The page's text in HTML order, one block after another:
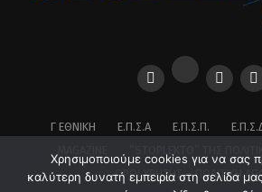
Γ ΕΘΝΙΚΉ Ε.Π.Σ.Α Ε.Π.Σ.Π.
ΌΡΟΙ ΧΡΉΣΗΣ – ΠΟΛΙΤΙΚΉ
Χρησιμοποιούμε cookies για να σας
καλύτερη δυνατή εμπειρία στη σελίδα